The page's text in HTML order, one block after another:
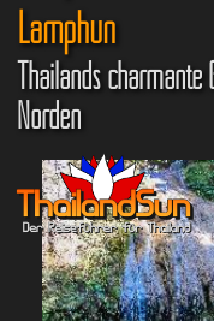
Lamphun
Thailands charmante
Norden